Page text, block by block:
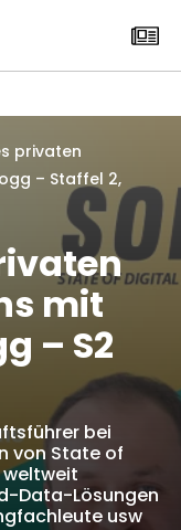
privaten
– Staffel 2,
mit
– S2
bei
von State of
weltweit
Data-Lösungen
usw